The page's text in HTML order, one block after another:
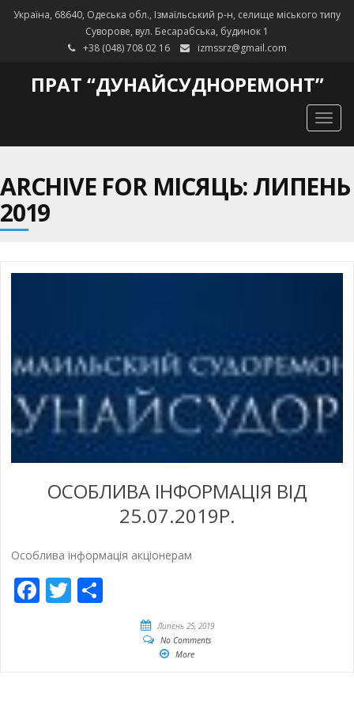
Україна, 68640, Одеська обл., Ізмаїльський р-н, селище міського типу
Суворове, вул. Бесарабська, будинок 1
+38 (048) 708 02 16
izmssrz@gmail.com
ПРАТ “ДУНАЙСУДНОРЕМОНТ”
ARCHIVE FOR МІСЯЦЬ: ЛИПЕНЬ
2019
ОСОБЛИВА ІНФОРМАЦІЯ ВІД
25.07.2019Р.
Особлива інформація акціонерам
Facebook
Twitter
Липень 25, 2019
No Comments
More